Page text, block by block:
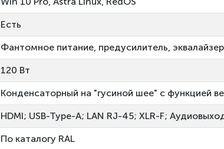
Есть
Фантомное питание, предусилитель, эквалайзер
120 Вт
Конденсаторный на "гусиной шее" с функцией
HDMI; USB-Type-A; LAN RJ-45; XLR-F;
По каталогу RAL